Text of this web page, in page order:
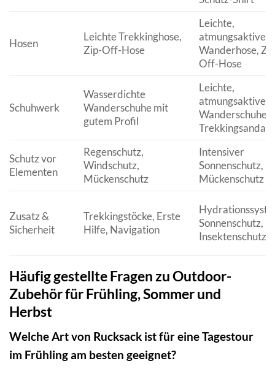
Hosen
Leichte Trekkinghose,
Zip-Off-Hose
Leichte,
atmungsaktive
Wanderhose,
Off-Hose
Schuhwerk
Wasserdichte
Wanderschuhe mit
gutem Profil
Leichte,
atmungsaktive
Wanderschuhe,
Schutz vor
Elementen
Regenschutz,
Windschutz,
Mückenschutz
Intensiver
Sonnenschutz,
Mückenschutz
Zusatz &
Sicherheit
Trekkingstöcke, Erste
Hilfe, Navigation
Sonnenschutz,
Insektenschutz
Häufig gestellte Fragen zu Outdoor-
Zubehör für Frühling, Sommer und
Herbst
Welche Art von Rucksack ist für eine Tagestour
im Frühling am besten geeignet?